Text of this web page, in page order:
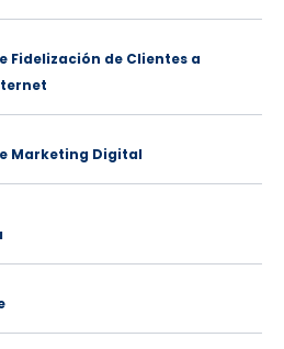
Fidelización de Clientes a
Marketing Digital